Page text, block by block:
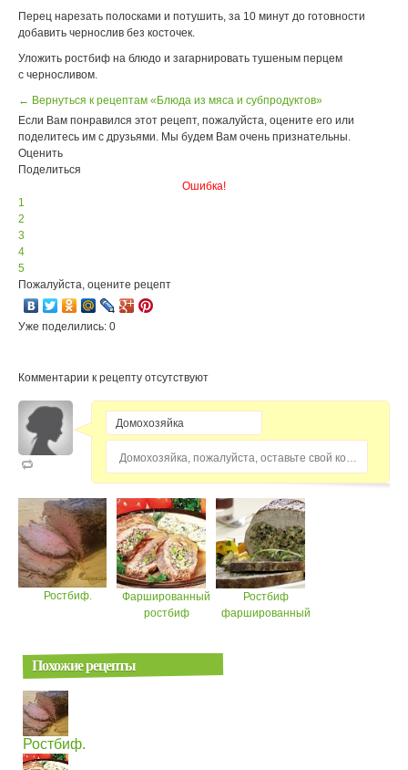
Перец нарезать полосками и потушить, за 10 минут до готовности
добавить чернослив без косточек.
Уложить ростбиф на блюдо и загарнировать тушеным перцем
с черносливом.
← Вернуться к рецептам «Блюда из мяса и субпродуктов»
Если Вам понравился этот рецепт, пожалуйста, оцените его или
поделитесь им с друзьями. Мы будем Вам очень признательны.
Оценить
Поделиться
Ошибка!
1
2
3
4
5
Пожалуйста, оцените рецепт
Уже поделились: 0
Комментарии к рецепту отсутствуют
Домохозяйка, пожалуйста, оставьте свой комментарий...
Ростбиф.
Фаршированный
ростбиф
Ростбиф
фаршированный
Похожие рецепты
Ростбиф.